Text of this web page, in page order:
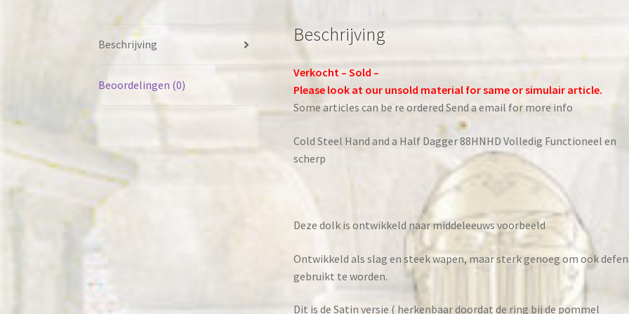
Beschrijving
Beoordelingen (0)
Beschrijving
Verkocht – Sold –
Please look at our unsold material for same or simulair article.
Some articles can be re ordered Send a email for more info
Cold Steel Hand and a Half Dagger 88HNHD Volledig Functioneel en
scherp
Deze dolk is ontwikkeld naar middeleeuws voorbeeld
Ontwikkeld als slag en steek wapen, maar sterk genoeg om ook
gebruikt te worden.
Dit is de Satin versie ( herkenbaar doordat de ring bij de pommel